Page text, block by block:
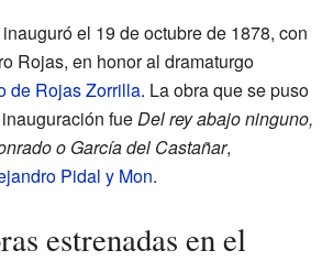
el 19 de octubre de 1878, con
Rojas, en honor al dramaturgo
de Rojas Zorrilla. La obra que se puso
fue Del rey abajo ninguno,
o García del Castañar,
Pidal y Mon.
estrenadas en el